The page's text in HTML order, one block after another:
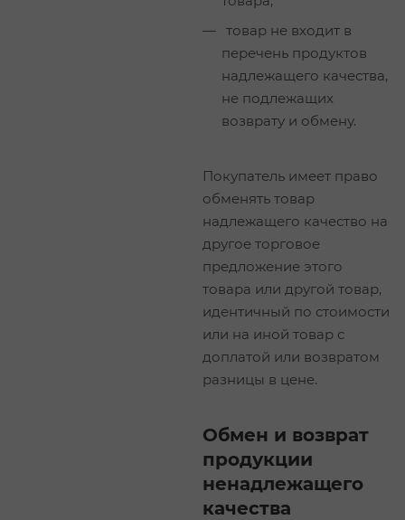
товар не входит в
перечень продуктов
надлежащего качества,
не подлежащих
возврату и обмену.
Покупатель имеет право
обменять товар
надлежащего качество на
другое торговое
предложение этого
товара или другой товар,
идентичный по стоимости
или на иной товар с
доплатой или возвратом
разницы в цене.
Обмен и возврат
продукции
ненадлежащего
качества